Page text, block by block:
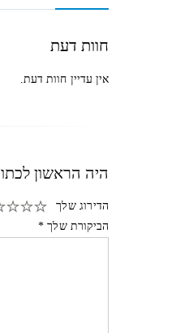
חוות דעת
אין עדיין חוות דעת.
היה הראשון
הדירוג שלך
הביקורת שלך *